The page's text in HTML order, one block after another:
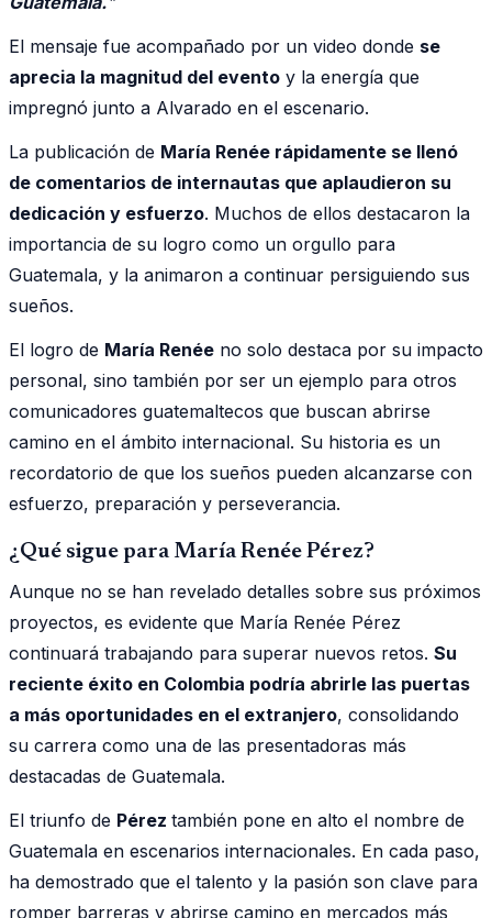
El mensaje fue acompañado por un video donde se
aprecia la magnitud del evento y la energía que
impregnó junto a Alvarado en el escenario.
La publicación de María Renée rápidamente se llenó
de comentarios de internautas que aplaudieron su
dedicación y esfuerzo. Muchos de ellos destacaron la
importancia de su logro como un orgullo para
Guatemala, y la animaron a continuar persiguiendo sus
sueños.
El logro de María Renée no solo destaca por su impacto
personal, sino también por ser un ejemplo para otros
comunicadores guatemaltecos que buscan abrirse
camino en el ámbito internacional. Su historia es un
recordatorio de que los sueños pueden alcanzarse con
esfuerzo, preparación y perseverancia.
¿Qué sigue para María Renée Pérez?
Aunque no se han revelado detalles sobre sus próximos
proyectos, es evidente que María Renée Pérez
continuará trabajando para superar nuevos retos. Su
reciente éxito en Colombia podría abrirle las puertas
a más oportunidades en el extranjero, consolidando
su carrera como una de las presentadoras más
destacadas de Guatemala.
El triunfo de Pérez también pone en alto el nombre de
Guatemala en escenarios internacionales. En cada paso,
ha demostrado que el talento y la pasión son clave para
romper barreras y abrirse camino en mercados más